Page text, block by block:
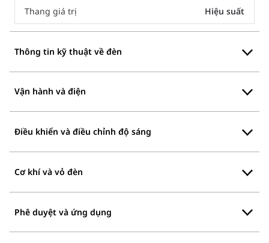
Thang giá trị Hiệu suất
Thông tin kỹ thuật về đèn
Vận hành và điện
Điều khiển và điều chỉnh độ sáng
Cơ khí và vỏ đèn
Phê duyệt và ứng dụng